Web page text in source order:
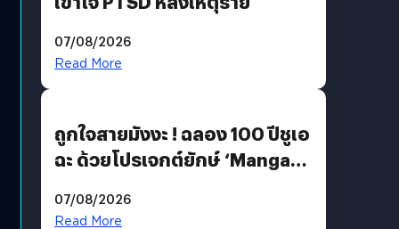
07/08/2026
Read More
ถูกใจสายมังงะ ! ฉลอง 100 ปีชูเอ
ฉะ ด้วยโปรเจกต์ยักษ์ ‘Manga
มีภาษาไทยด้วย
07/08/2026
Read More